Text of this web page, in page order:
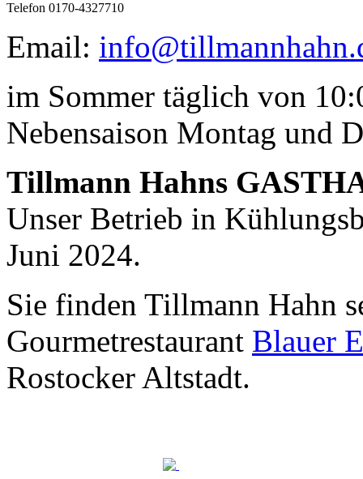
Modernes Kochen mit dem Blick für
Regionalität, Frische und
Wirtschaftlichkeit.
Geheimnisse, die
Telefon 0170-4327710
Email:
im Sommer täglich von
Nebensaison Montag und
Tillmann Hahns
Unser Betrieb in
Juni 2024.
Sie finden Tillmann Hahn
Gourmetrestaurant Blauer
Rostocker Altstadt.